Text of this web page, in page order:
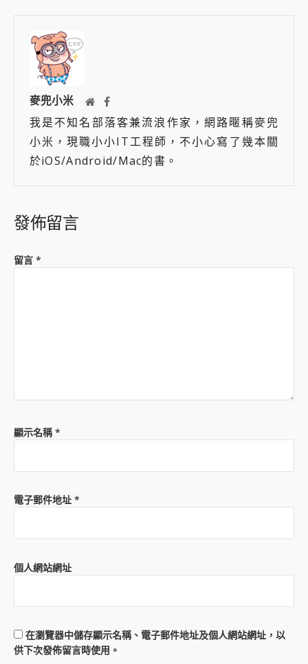
麥兜小米
我是不知名部落客兼流浪作家，網路暱稱麥兜
小米，現職小小IT工程師，不小心寫了幾本關
於iOS/Android/Mac的書。
發佈留言
留言 *
顯示名稱*
電子郵件地址 *
個人網站網址
在瀏覽器中儲存顯示名稱、電子郵件地址及個人網站網址，以
供下次發佈留言時使用。